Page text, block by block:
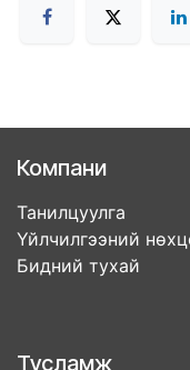
Компани
Танилцуулга
Үйлчилгээний
Бидний тухай
Тусламж